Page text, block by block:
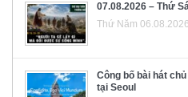
07.08.2026 – Thứ
Thứ Năm 06.08.2026
Công bố bài hát
tại Seoul